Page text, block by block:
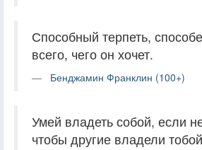
Способный терпеть,
всего, чего он хочет.
Бенджамин Франклин (100+)
Умей владеть собой, если
чтобы другие владели